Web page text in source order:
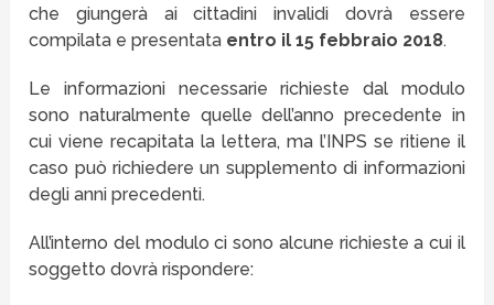
che giungerà ai cittadini invalidi dovrà essere
compilata e presentata entro il 15 febbraio 2018.
Le informazioni necessarie richieste dal modulo
sono naturalmente quelle dell’anno precedente in
cui viene recapitata la lettera, ma l’INPS se ritiene il
caso può richiedere un supplemento di informazioni
degli anni precedenti.
All’interno del modulo ci sono alcune richieste a cui il
soggetto dovrà rispondere: